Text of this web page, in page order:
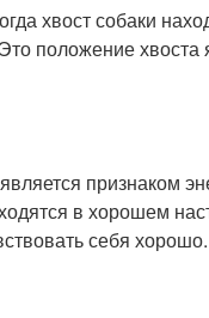
хвост собаки
положение
признаком
в хорошем
себя хорошо.